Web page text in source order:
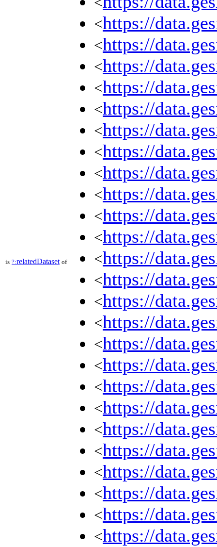
is ?:relatedDataset of
<https://
<https://
<https://
<https://
<https://
<https://
<https://
<https://
<https://
<https://
<https://
<https://
<https://
<https://
<https://
<https://
<https://
<https://
<https://
<https://
<https://
<https://
<https://
<https://
<https://